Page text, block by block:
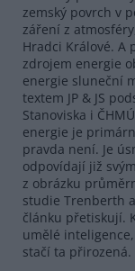
zemský povrch v
záření z
Hradci Králové. A
zdrojem energie
energie sluneční
textem JP & JS
Stanoviska i
energie je
pravda není. Je
odpovídají již
z obrázku
studie Trenberth
článku přetiskují.
umělé
stačí ta přirozená.